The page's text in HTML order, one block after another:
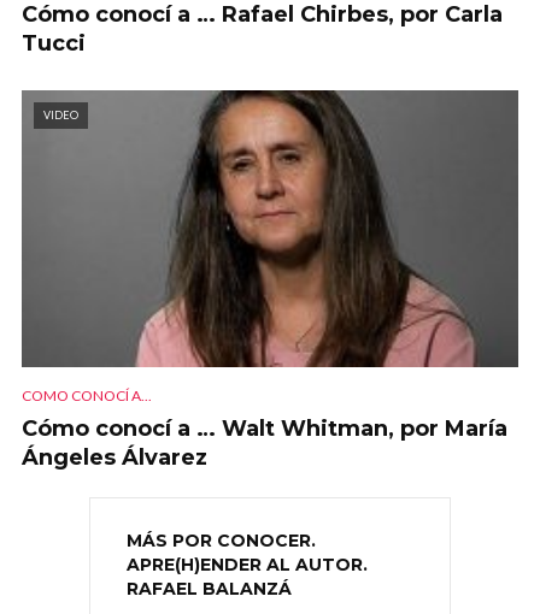
Cómo conocí a … Rafael Chirbes, por Carla
Tucci
VIDEO
COMO CONOCÍ A...
Cómo conocí a … Walt Whitman, por María
Ángeles Álvarez
MÁS POR CONOCER.
APRE(H)ENDER AL AUTOR.
RAFAEL BALANZÁ